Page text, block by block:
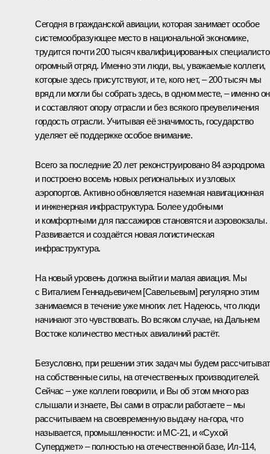
Сегодня в гражданской авиации, которая занимает особое
системообразующее место в национальной экономике,
трудится почти 200 тысяч квалифицированных
огромный отряд. Именно эти люди, вы, уважаемые коллеги,
которые здесь присутствуют, и те, кого нет, – 200 тысяч мы
вряд ли могли бы собрать здесь, в одном месте, – именно
и составляют опору отрасли и без всякого преувеличения
гордость отрасли. Учитывая её значимость, государство
уделяет её поддержке особое внимание.
Всего за последние 20 лет реконструировано 84 аэродрома
и построено восемь новых региональных и узловых
аэропортов. Активно обновляется наземная навигационная
и инженерная инфраструктура. Более удобными
и комфортными для пассажиров становятся и аэровокзалы.
Развивается и создаётся новая логистическая
инфраструктура.
На новый уровень должна выйти и малая авиация. Мы
с Виталием Геннадьевичем [Савельевым] регулярно этим
занимаемся в течение уже многих лет. Надеюсь, что люди
начинают это чувствовать. Во всяком случае, на Дальнем
Востоке количество местных авиалиний растёт.
Безусловно, при решении этих задач мы будем
на собственные силы, на отечественных производителей.
Сейчас – уже коллеги говорили, и Вы об этом много раз
слышали и знаете, Вы сами в отрасли работаете – мы
рассчитываем на своевременную выдачу на-гора, что
называется, промышленности: и МС-21, и «Сухой
Суперджет» – полностью на отечественной базе, Ил-114,